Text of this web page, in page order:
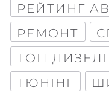
РЕЙТИНГ
РЕМОНТ
ТОП
ТЮНІНГ